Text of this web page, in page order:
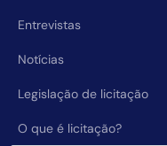
Entrevistas
Notícias
Legislação de licitação
O que é licitação?